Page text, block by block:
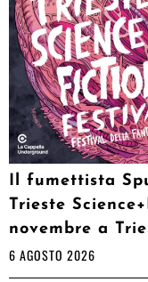
Il fumettista
Trieste
novembre a
6 AGOSTO 2026